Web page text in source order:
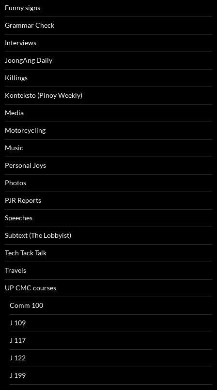
Funny signs
Grammar Check
Interviews
JoongAng Daily
Killings
Konteksto (Pinoy Weekly)
Media
Motorcycling
Music
Personal Joys
Photos
PJR Reports
Speeches
Subtext (The Lobbyist)
Tech Tack Talk
Travels
UP CMC courses
Comm 100
J 109
J 117
J 122
J 199